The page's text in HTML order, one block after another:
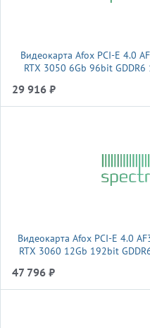
Видеокарта Afox PCI-E 4.0
RTX 3050 6Gb 96bit
29 916 ₽
Видеокарта Afox PCI-E 4.0
RTX 3060 12Gb 192bit
47 796 ₽